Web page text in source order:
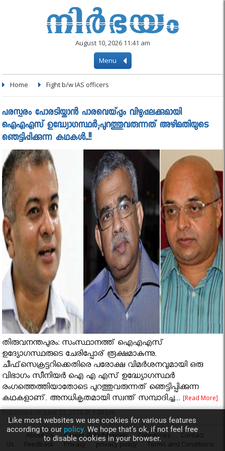
August 10, 2026 11:41 am
Menu
Home Fight b/w IAS officers
പരസ്പരം പോരടിയ്ക്കാൻ പാരവെയ്പ്പും വിഴുപ്പലക്കുമായി
ഐഎഎസ് ഉദ്ധ്യോഗസ്ഥർ;പുറത്തുവരുന്നത് അഴിമതിയുടെ
ഞെട്ടിപ്പിക്കുന്ന കഥകൾ..!!
തിരുവനന്തപുരം: സംസ്ഥാനത്ത് ഐഎഎസ്
ഉദ്യോഗസ്ഥരുടെ ചേരിപ്പോര് രൂക്ഷമാകുന്നു.
ചീഫ്‌സെക്രട്ടറിക്കെതിരെ പരോക്ഷ വിമര്‍ശനവുമായി ഒരു
വിഭാഗം സീനിയർ ഐ എ എസ് ഉദ്ധ്യോഗസ്ഥർ
രംഗത്തെത്തിയാതോടെ പുറത്തുവരുന്നത് ഞെട്ടിപ്പിക്കുന്ന
കഥകളാണ്. അനധികൃതമായി സ്വന്ത് സമ്പാദിച്ച...[Read More]
Published on June 23, 2014 at 1:49 pm
About Us Career @ Nirbhayam Categories
Contact
Us
Feedback Privacy privacy policy Terms and Conditions
Like most websites we use cookies for various features
according to our policy. We hope that’s ok, if not feel free
to disable cookies in your browser.